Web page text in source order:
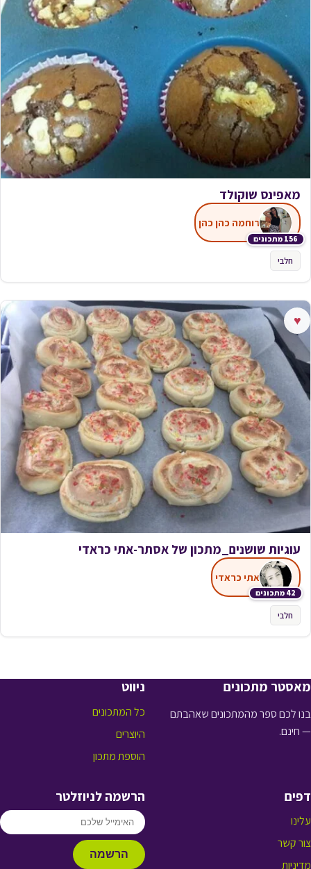
מאפינס שוקולד
156 מתכונים
רוחמה כהן כהן
חלבי
♥
עוגיות שושנים_מתכון של אסתר-אתי כראדי
42 מתכונים
אתי כראדי
חלבי
מאסטר מתכונים
בנו לכם ספר מהמתכונים שאהבתם
— חינם.
ניווט
כל המתכונים
היוצרים
הוספת מתכון
דפים
עלינו
צור קשר
מדיניות
הרשמה לניוזלטר
הרשמה